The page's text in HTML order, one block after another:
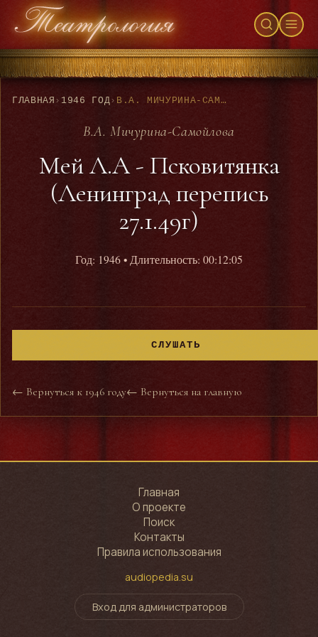
ГЛАВНАЯ › 1946 ГОД› В.А. МИЧУРИНА-САМОЙЛОВА - МЕЙ Л.А - ПСКОВИТЯНКА (ЛЕНИНГРАД ПЕРЕПИСЬ 27.1.49Г)
В.А. Мичурина-Самойлова
Мей Л.А - Псковитянка
(Ленинград перепись
27.1.49г)
Год: 1946• Длительность: 00:12:05
СЛУШАТЬ
← Вернуться к 1946 году← Вернуться на главную
Главная
О проекте
Поиск
Контакты
Правила использования
audiopedia.su
Вход для администраторов